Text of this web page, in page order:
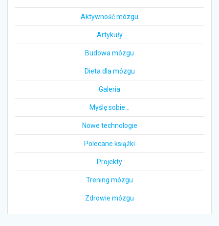
Aktywność mózgu
Artykuły
Budowa mózgu
Dieta dla mózgu
Galeria
Myślę sobie…
Nowe technologie
Polecane książki
Projekty
Trening mózgu
Zdrowie mózgu